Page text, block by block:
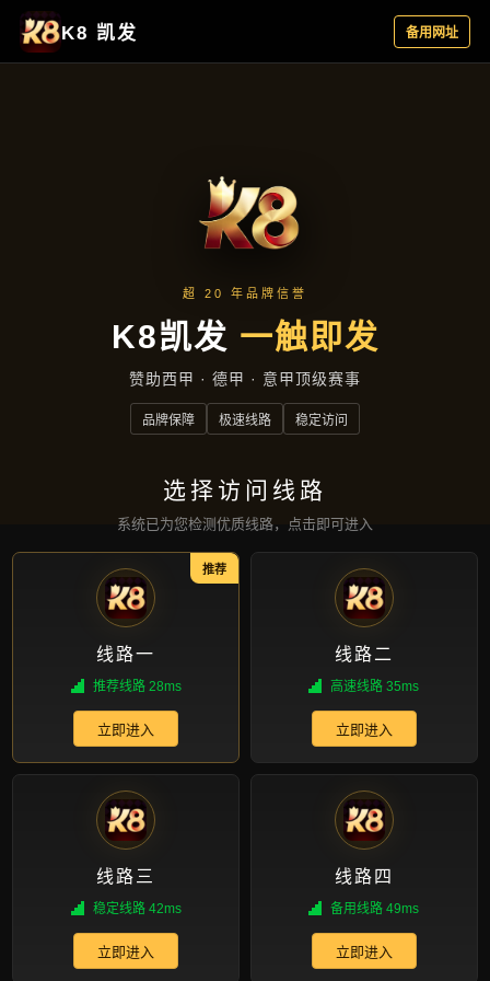
公司简讯
首页 公司简讯